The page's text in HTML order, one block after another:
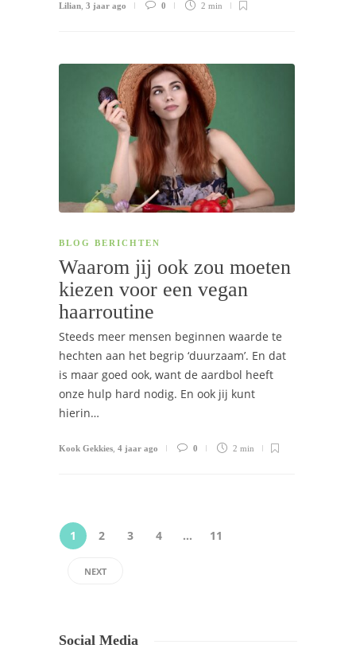
Lilian 3 jaar ago 0 2 min
BLOG BERICHTEN
Waarom jij ook zou moeten
kiezen voor een vegan
haarroutine
Steeds meer mensen beginnen waarde te
hechten aan het begrip ‘duurzaam’. En dat
is maar goed ook, want de aardbol heeft
onze hulp hard nodig. En ook jij kunt
hierin…
Kook Gekkies 4 jaar ago 0 2 min
1 2 3 4 … 11
NEXT
Social Media